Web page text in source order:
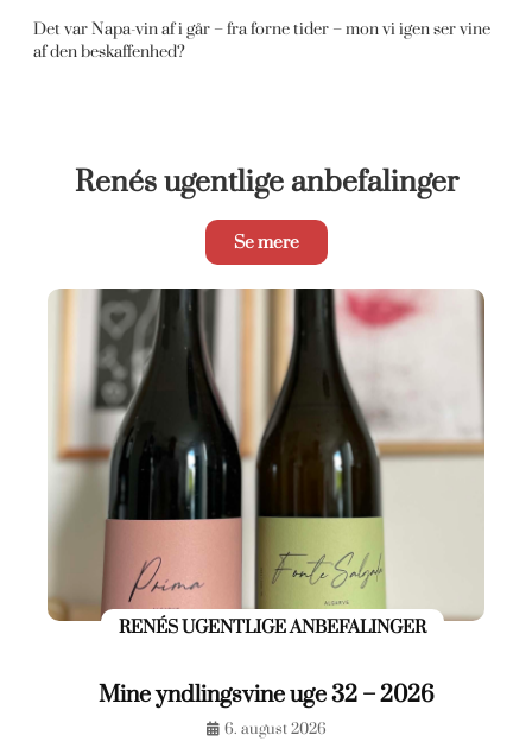
Det var Napa-vin af i går – fra forne tider – mon vi igen ser vine
af den beskaffenhed?
Renés ugentlige anbefalinger
Se mere
RENÉS UGENTLIGE ANBEFALINGER
Mine yndlingsvine uge 32 – 2026
6. august 2026